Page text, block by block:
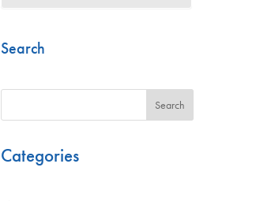
Search
Search
Categories